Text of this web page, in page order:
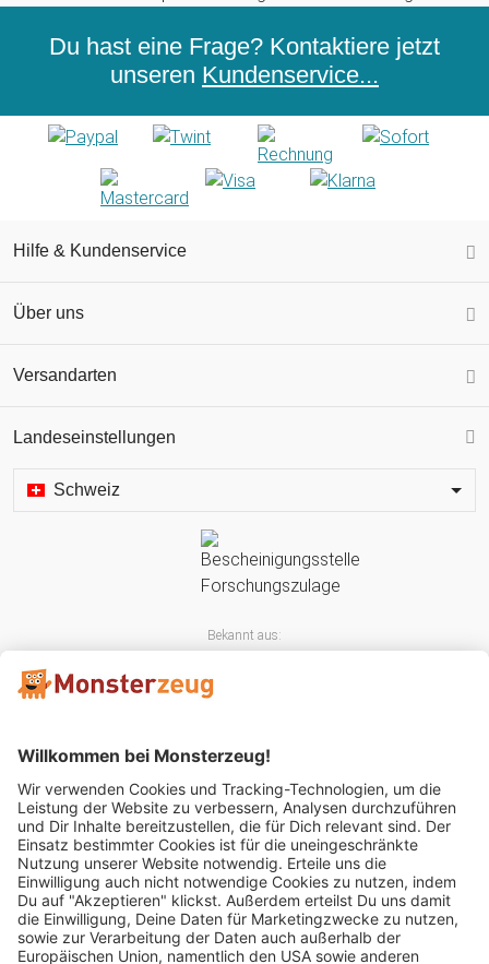
Du hast eine Frage? Kontaktiere jetzt
unseren Kundenservice...
Hilfe & Kundenservice
Über uns
Versandarten
Landeseinstellungen
Schweiz
Bekannt aus:
Mitglied im: